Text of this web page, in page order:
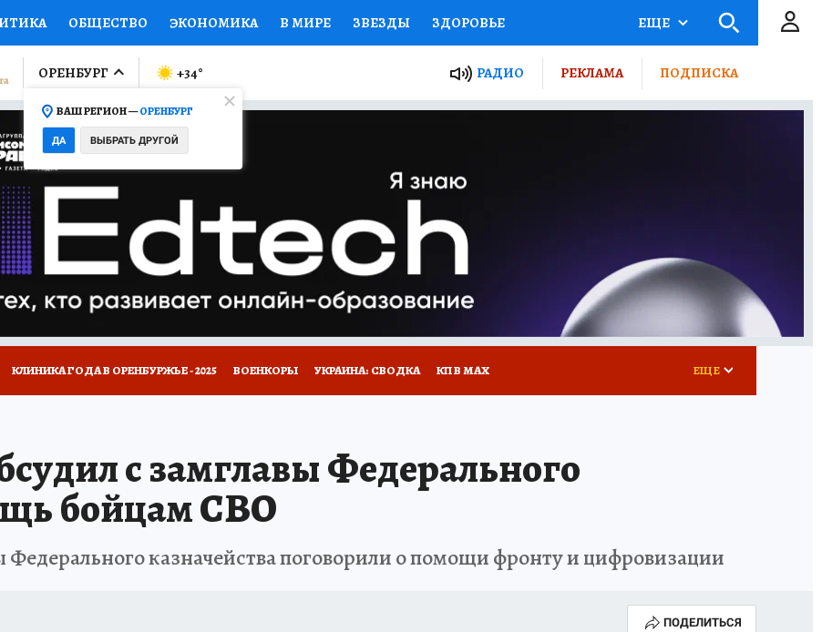
ОБЩЕСТВО ЭКОНОМИКА В МИРЕ ЗВЕЗДЫ ЗДОРОВЬЕ
ПРОИСШЕСТВИЯ НАЦИОНАЛЬНЫЕ ПРОЕКТЫ РОССИИ
ОТКРЫВАЕМ МИР Я ЗНАЮ СЕМЬЯ ЖЕНСКИЕ СЕКРЕТЫ ПУТЕВОДИТЕЛЬ
ПРОМОКОДЫ СЕРИАЛЫ
КОЛЛЕКЦИИ КОНКУРСЫ ГИД ПОТРЕБИТЕЛЯ
САЙТЕ
ЕЩЕ
ОРЕНБУРГ
ВАШ РЕГИОН —ОРЕНБУРГ
ДА ВЫБРАТЬ ДРУГОЙ
+34° РАДИО РЕКЛАМА ПОДПИСКА
КЛИНИКА ГОДА В ОРЕНБУРЖЬЕ - 2025 ВОЕНКОРЫ УКРАИНА: СВОДКА КП В МАХ ЕЩЕ
с замглавы Федерального
бойцам СВО
казначейства поговорили о помощи фронту и цифровизации
ПОДЕЛИТЬСЯ